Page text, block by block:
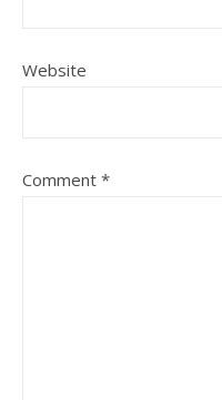
Website
Comment *